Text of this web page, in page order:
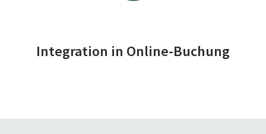
Integration in Online-Buchung